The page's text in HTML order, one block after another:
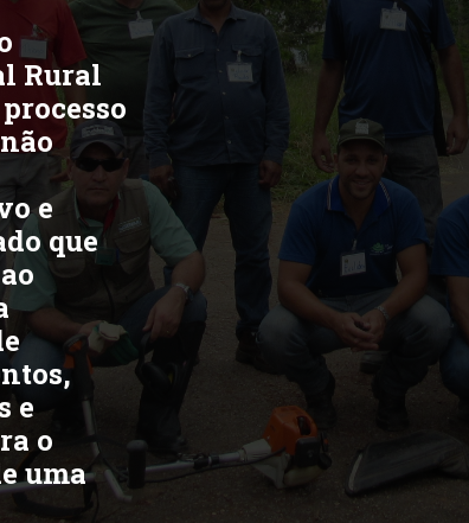
Rural
e
que
e
o
uma